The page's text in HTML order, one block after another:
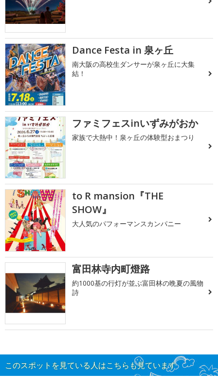
Dance Festa in 泉ヶ丘
南大阪の高校生ダンサーが泉ヶ丘に大集
結！
ファミフェスinいずみがおか
家族で大熱中！泉ヶ丘の体験型おまつり
to R mansion『THE
SHOW』
大人気のパフォーマンスカンパニー
富田林寺内町燈路
約1000基の行灯が並ぶ富田林の晩夏の風物
詩
このスポットを見ている人はこちらも見ています